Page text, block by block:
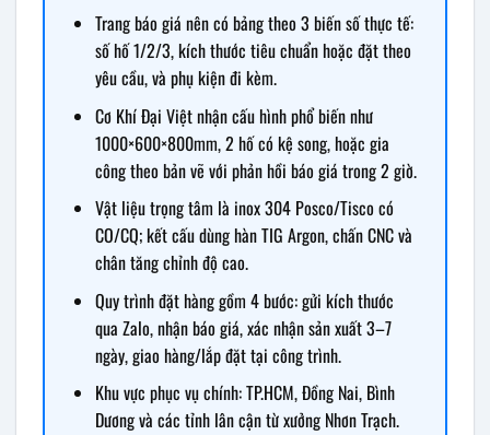
Trang báo giá nên có bảng theo 3 biến số thực tế:
số hố 1/2/3, kích thước tiêu chuẩn hoặc đặt theo
yêu cầu, và phụ kiện đi kèm.
Cơ Khí Đại Việt nhận cấu hình phổ biến như
1000×600×800mm, 2 hố có kệ song, hoặc gia
công theo bản vẽ với phản hồi báo giá trong 2 giờ.
Vật liệu trọng tâm là inox 304 Posco/Tisco có
CO/CQ; kết cấu dùng hàn TIG Argon, chấn CNC và
chân tăng chỉnh độ cao.
Quy trình đặt hàng gồm 4 bước: gửi kích thước
qua Zalo, nhận báo giá, xác nhận sản xuất 3–7
ngày, giao hàng/lắp đặt tại công trình.
Khu vực phục vụ chính: TP.HCM, Đồng Nai, Bình
Dương và các tỉnh lân cận từ xưởng Nhơn Trạch.